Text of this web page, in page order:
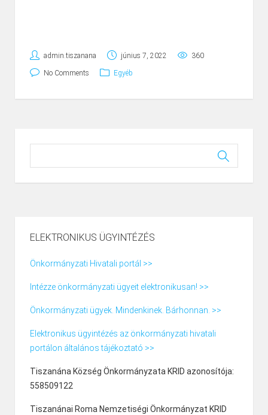
admin.tiszanana június 7, 2022 360
No Comments Egyéb
ELEKTRONIKUS ÜGYINTÉZÉS
Önkormányzati Hivatali portál >>
Intézze önkormányzati ügyeit elektronikusan! >>
Önkormányzati ügyek. Mindenkinek. Bárhonnan. >>
Elektronikus ügyintézés az önkormányzati hivatali
portálon általános tájékoztató >>
Tiszanána Község Önkormányzata KRID azonosítója:
558509122
Tiszanánai Roma Nemzetiségi Önkormányzat KRID